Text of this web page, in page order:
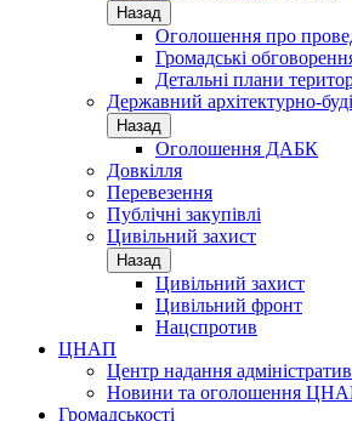
Назад
Оголошення про
Громадські
Детальні плани
Державний архітектурно-
Назад
Оголошення ДАБК
Довкілля
Перевезення
Публічні закупівлі
Цивільний захист
Назад
Цивільний захист
Цивільний фронт
Нацспротив
ЦНАП
Центр надання
Новини та оголошення
Громадськості